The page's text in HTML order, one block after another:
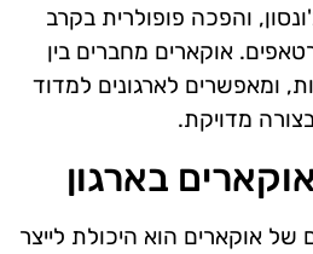
ג'ונסון, והפכה פופולרית בקרב
אוקארים מחברים בין
ומאפשרים לארגונים למדוד
מדויקת.
בארגון
של אוקארים הוא היכולת לייצר